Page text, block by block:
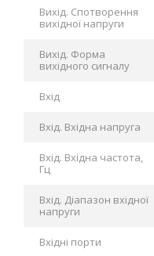
Вихід. Спотворення
вихідної напруги
Вихід. Форма
вихідного сигналу
Вхід
Вхід. Вхідна напруга
Вхід. Вхідна частота,
Гц
Вхід. Діапазон вхідної
напруги
Вхідні порти